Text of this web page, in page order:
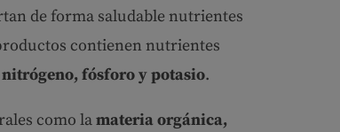
de forma saludable nutrientes
contienen nutrientes
fósforo y potasio.
como lamateria orgánica,